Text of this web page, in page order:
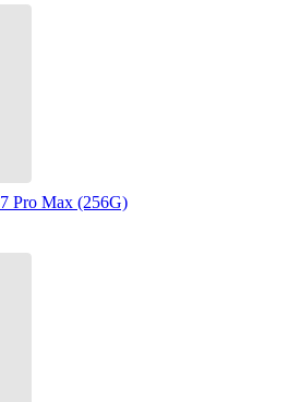
Pro Max (256G)